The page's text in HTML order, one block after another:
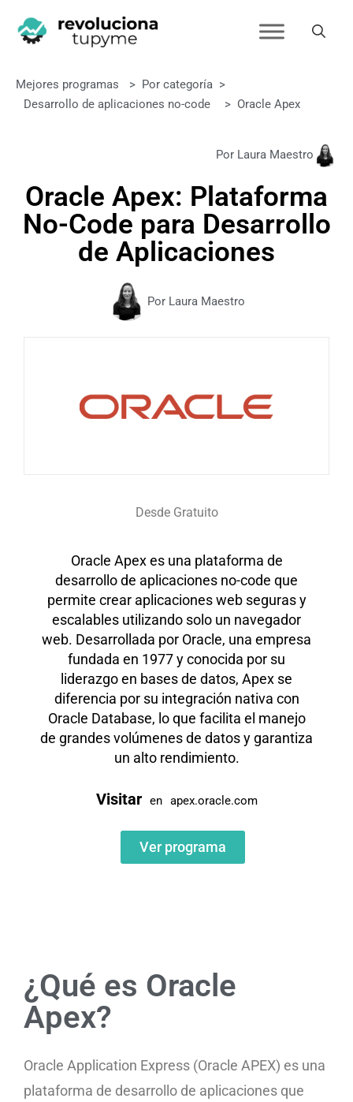
Mejores programas > Por categoría >
Desarrollo de aplicaciones no-code
> Oracle Apex
Por Laura Maestro
Oracle Apex: Plataforma
No-Code para Desarrollo
de Aplicaciones
Por Laura Maestro
Desde Gratuito
Oracle Apex es una plataforma de
desarrollo de aplicaciones no-code que
permite crear aplicaciones web seguras y
escalables utilizando solo un navegador
web. Desarrollada por Oracle, una empresa
fundada en 1977 y conocida por su
liderazgo en bases de datos, Apex se
diferencia por su integración nativa con
Oracle Database, lo que facilita el manejo
de grandes volúmenes de datos y garantiza
un alto rendimiento.
Visitar en apex.oracle.com
Ver programa
¿Qué es Oracle
Apex?
Oracle Application Express (Oracle APEX) es una
plataforma de desarrollo de aplicaciones que